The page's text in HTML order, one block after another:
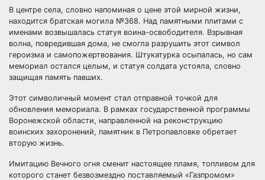
В центре села, словно напоминая о цене этой мирной жизни,
находится братская могила №368. Над памятными плитами с
именами возвышалась статуя воина-освободителя. Взрывная
волна, повредившая дома, не смогла разрушить этот символ
героизма и самопожертвования. Штукатурка осыпалась, но сам
мемориал остался целым, и статуя солдата устояла, словно
защищая память павших.
Этот символичный момент стал отправной точкой для
обновления мемориала. В рамках государственной программы
Воронежской области, направленной на реконструкцию
воинских захоронений, памятник в Петропавловке обретает
вторую жизнь.
Имитацию Вечного огня сменит настоящее пламя, топливом для
которого станет безвозмездно поставляемый «Газпромом»